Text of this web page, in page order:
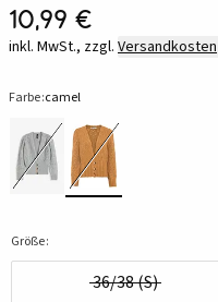
10,99 €
inkl. MwSt., zzgl. Versandkosten
Farbe:camel
Größe:
36/38 (S)